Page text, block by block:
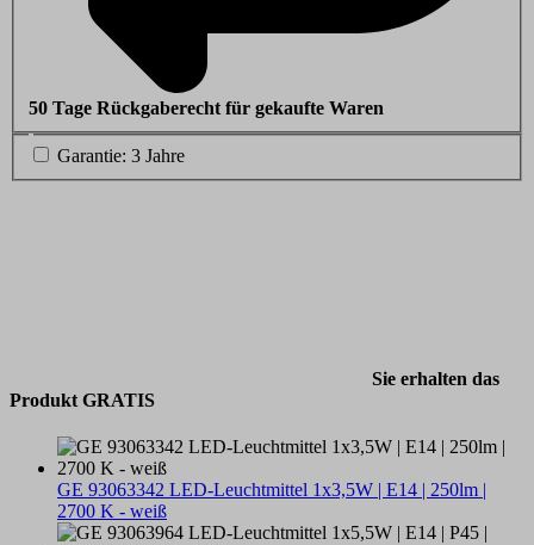
50 Tage Rückgaberecht für gekaufte Waren
Garantie: 3 Jahre
Sie erhalten das
Produkt GRATIS
GE 93063342 LED-Leuchtmittel 1x3,5W | E14 | 250lm |
2700 K - weiß